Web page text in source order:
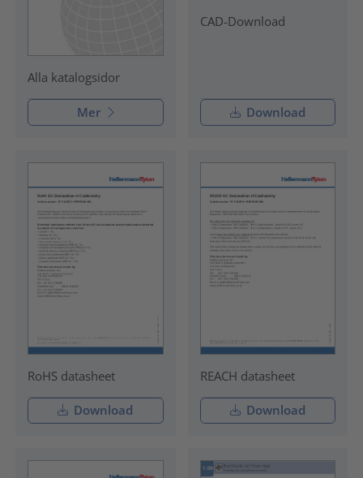
Alla katalogsidor
Mer
CAD-Download
Download
RoHS datasheet
Download
REACH datasheet
Download